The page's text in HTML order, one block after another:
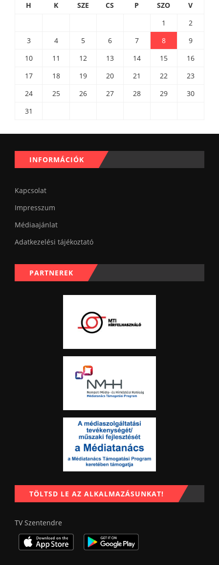
H K SZE CS P SZO
V
1
2
3
4 5 6 7 8
9
10
11 12 13 14 15
16
17
18 19 20 21 22
23
24
25 26 27 28 29
30
31
INFORMÁCIÓK
Kapcsolat
Impresszum
Médiaajánlat
Adatkezelési tájékoztató
PARTNEREK
TÖLTSD LE AZ ALKALMAZÁSUNKAT!
TV Szentendre